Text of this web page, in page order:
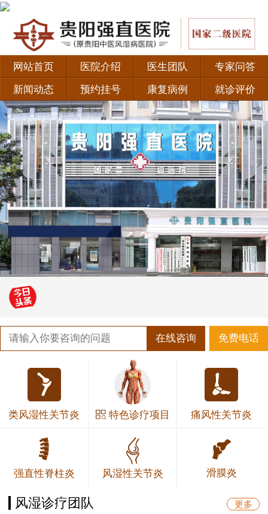
网站首页 医院介绍 医生团队
专家问答
新闻动态
预约挂号 康复病例 就诊评价
· 患者福音！北京积水潭医院黄彦弘教授联合贵阳强直
·
贵阳类风湿专科医院有哪些 治疗类风湿有哪些好的
新妈妈为什么会易得产后风湿？
· 端午期间肌骨超声检查免费，北京友谊医院专家来贵
在线咨询 免费电话
类风湿性关节炎 特色诊疗项目 痛风性关节炎
强直性脊柱炎 风湿性关节炎 滑膜炎
风湿诊疗团队 更多